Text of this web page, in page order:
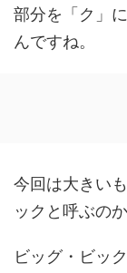
部分を「ク」
んですね。
今回は大きい
ックと呼ぶの
ビッグ・ビッ